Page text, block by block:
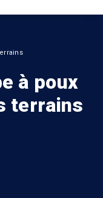
à poux
terrains